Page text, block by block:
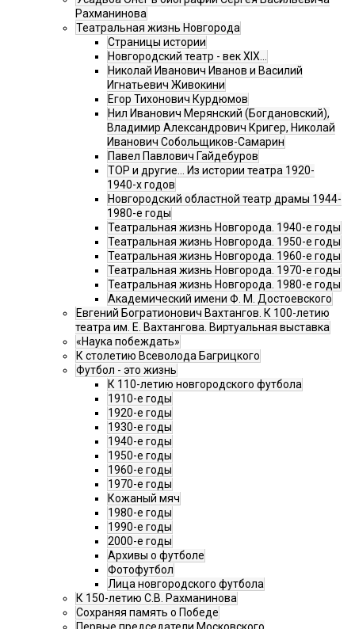
Рахманинова
Театральная жизнь Новгорода
Страницы истории
Новгородский театр - век XIX…
Николай Иванович Иванов и Василий
Игнатьевич Живокини
Егор Тихонович Курдюмов
Нил Иванович Мерянский (Богдановский),
Владимир Александрович Кригер, Николай
Иванович Собольщиков-Самарин
Павел Павлович Гайдебуров
ТОР и другие… Из истории театра 1920-
1940-х годов
Новгородский областной театр драмы 1944-
1980-е годы
Театральная жизнь Новгорода. 1940-е годы
Театральная жизнь Новгорода. 1950-е годы
Театральная жизнь Новгорода. 1960-е годы
Театральная жизнь Новгорода. 1970-е годы
Театральная жизнь Новгорода. 1980-е годы
Академический имени Ф. М. Достоевского
Евгений Богратионович Вахтангов. К 100-летию
театра им. Е. Вахтангова. Виртуальная выставка
«Наука побеждать»
К столетию Всеволода Багрицкого
Футбол - это жизнь
К 110-летию новгородского футбола
1910-е годы
1920-е годы
1930-е годы
1940-е годы
1950-е годы
1960-е годы
1970-е годы
Кожаный мяч
1980-е годы
1990-е годы
2000-е годы
Архивы о футболе
Фотофутбол
Лица новгородского футбола
К 150-летию С.В. Рахманинова
Сохраняя память о Победе